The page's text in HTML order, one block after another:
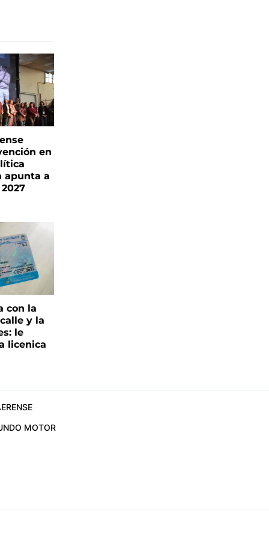
en
apunta a
con la
y la
le
licenica
MOTOR